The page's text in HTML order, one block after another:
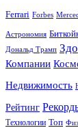
Ferrari Forbes
Астрономия
Дональд Трамп
Компании
Недвижимость
Рейтинг
Технологии Топ